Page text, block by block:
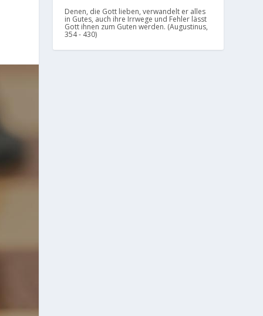
Denen, die Gott lieben, verwandelt er alles
in Gutes, auch ihre Irrwege und Fehler lässt
Gott ihnen zum Guten werden. (Augustinus,
354 - 430)